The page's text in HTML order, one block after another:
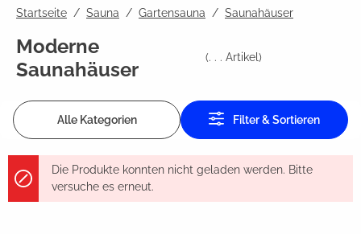
Startseite Sauna / Gartensauna / Saunahäuser
Moderne
Saunahäuser
(. . . Artikel)
Alle Kategorien Filter & Sortieren
Die Produkte konnten nicht geladen werden. Bitte
versuche es erneut.